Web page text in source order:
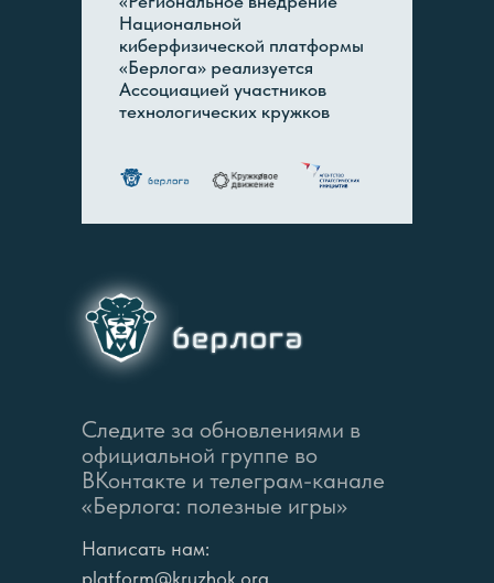
Национальной
киберфизической платформы
«Берлога» реализуется
Ассоциацией участников
технологических кружков
Следите за обновлениями в
официальной группе во
ВКонтакте и телеграм-канале
«Берлога: полезные игры»
Написать нам:
platform@kruzhok.org